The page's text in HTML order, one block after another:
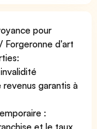
pour
Forgeronne d'art
garantis à
:
et le taux